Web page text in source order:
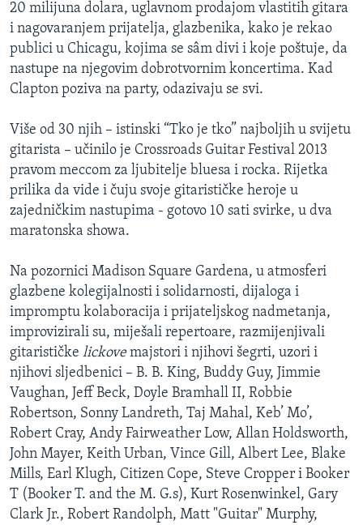
20 milijuna dolara, uglavnom prodajom vlastitih gitara
i nagovaranjem prijatelja, glazbenika, kako je rekao
publici u Chicagu, kojima se sâm divi i koje poštuje, da
nastupe na njegovim dobrotvornim koncertima. Kad
Clapton poziva na party, odazivaju se svi.
Više od 30 njih – istinski “Tko je tko” najboljih u svijetu
gitarista – učinilo je Crossroads Guitar Festival 2013
pravom meccom za ljubitelje bluesa i rocka. Rijetka
prilika da vide i čuju svoje gitarističke heroje u
zajedničkim nastupima - gotovo 10 sati svirke, u dva
maratonska showa.
Na pozornici Madison Square Gardena, u atmosferi
glazbene kolegijalnosti i solidarnosti, dijaloga i
impromptu kolaboracija i prijateljskog nadmetanja,
improvizirali su, miješali repertoare, razmijenjivali
gitarističke lickovemajstori i njihovi šegrti, uzori i
njihovi sljedbenici – B. B. King, Buddy Guy, Jimmie
Vaughan, Jeff Beck, Doyle Bramhall II, Robbie
Robertson, Sonny Landreth, Taj Mahal, Keb’ Mo’,
Robert Cray, Andy Fairweather Low, Allan Holdsworth,
John Mayer, Keith Urban, Vince Gill, Albert Lee, Blake
Mills, Earl Klugh, Citizen Cope, Steve Cropper i Booker
T (Booker T. and the M. G.s), Kurt Rosenwinkel, Gary
Clark Jr., Robert Randolph, Matt "Guitar" Murphy,